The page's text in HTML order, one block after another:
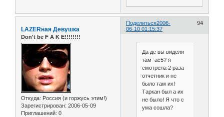
Поделиться 94
2006-
06-10 01:15:37
LAZERная Девушка
Don't be F A K E!!!!!!!!
Откуда: Россия (и горжусь этим!)
Зарегистрирован: 2006-05-09
Приглашений: 0
Да де вы видели
там ас5? я
смотрела 2 раза
отчетник и не
было там их!
Таркан был а их
не было! Я что с
ума сошла?